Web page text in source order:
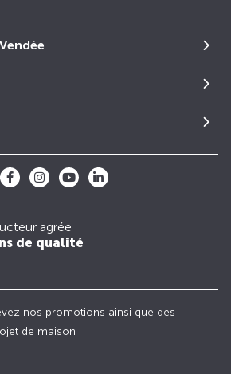
agrée
de qualité
nos promotions ainsi que des
de maison